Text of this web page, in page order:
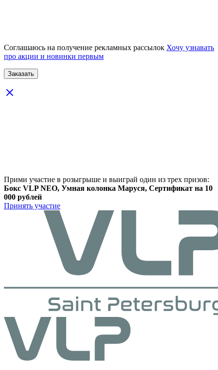
Соглашаюсь на получение рекламных рассылок Хочу узнавать
про акции и новинки первым
Прими участие в розыгрыше и выиграй один из трех призов:
Бокс VLP NEO, Умная колонка Маруся, Сертификат на 10
000 рублей
Принять участие